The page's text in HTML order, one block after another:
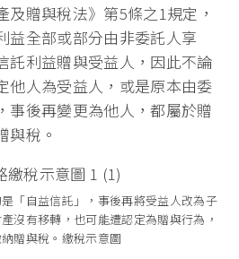
及贈與稅法》第5條之1規定，
益全部或部分由非委託人享
託利益贈與受益人，因此不論
他人為受益人，或是原本由委
事後再變更為他人，都屬於贈
與稅。
「自益信託」，事後再將受益人改為子
沒有移轉，也可能遭認定為贈與行為，
贈與稅。繳稅示意圖